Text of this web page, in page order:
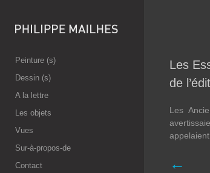
Peinture (s)
Dessin (s)
A la lettre
Les objets
Vues
Sur-à-propos-de
Contact
Les
de
Les
←